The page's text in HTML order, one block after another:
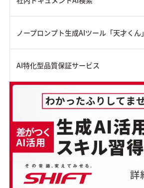
ノープロンプト生成AIツール「天才くん」
AI特化型品質保証サービス